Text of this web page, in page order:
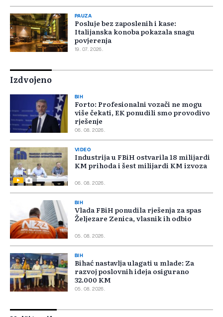
PAUZA
Posluje bez zaposlenih i kase:
Italijanska konoba pokazala snagu
povjerenja
19. 07. 2026.
Izdvojeno
BIH
Forto: Profesionalni vozači ne mogu
više čekati, EK ponudili smo provodivo
rješenje
06. 08. 2026.
VIDEO
Industrija u FBiH ostvarila 18 milijardi
KM prihoda i šest milijardi KM izvoza
06. 08. 2026.
BIH
Vlada FBiH ponudila rješenja za spas
Željezare Zenica, vlasnik ih odbio
05. 08. 2026.
BIH
Bihać nastavlja ulagati u mlade: Za
razvoj poslovnih ideja osigurano
32.000 KM
05. 08. 2026.